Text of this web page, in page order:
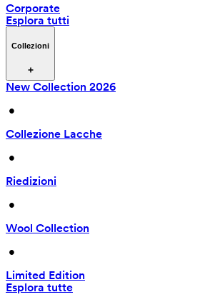
Corporate
Esplora tutti
Collezioni
New Collection 2026
•
Collezione Lacche
•
Riedizioni
•
Wool Collection
•
Limited Edition
Esplora tutte